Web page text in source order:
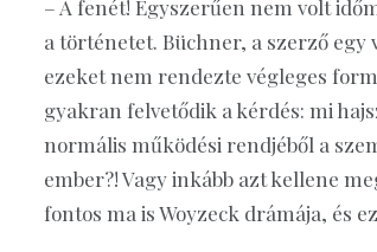
– A fenét! Egyszerűen nem volt
a történetet. Büchner, a szerző
ezeket nem rendezte végleges
gyakran felvetődik a kérdés: mi
normális működési rendjéből a
ember?! Vagy inkább azt kellene
fontos ma is Woyzeck drámája, és